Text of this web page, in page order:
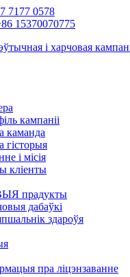
7177 0578
15370070775
кампаніі
каманда
гісторыя
і місія
кліенты
прадукты
дабаўкі
здароўя
пра ліцэнзаванне